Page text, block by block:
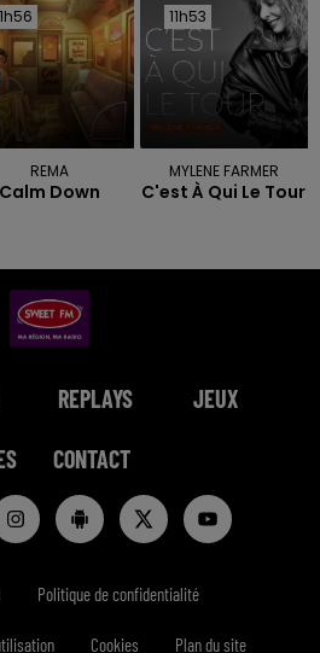
REMA
Calm Down
11h53
11h53
MYLENE FARMER
C'est À Qui Le Tour
REPLAYS JEUX
CONTACT
Politique de confidentialité
Cookies Plan du site